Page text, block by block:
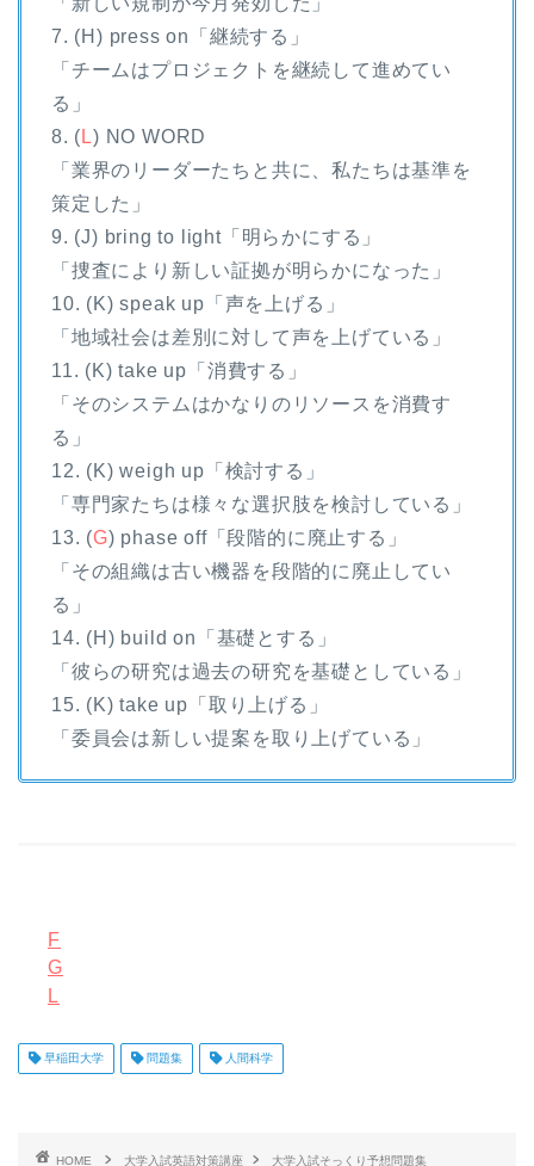
7. (H) press on「継続する」
「チームはプロジェクトを継続して進めてい
る」
8. ( L) NO WORD
「業界のリーダーたちと共に、私たちは基準を
策定した」
9. (J) bring to light「明らかにする」
「捜査により新しい証拠が明らかになった」
10. (K) speak up「声を上げる」
「地域社会は差別に対して声を上げている」
11. (K) take up「消費する」
「そのシステムはかなりのリソースを消費す
る」
12. (K) weigh up「検討する」
「専門家たちは様々な選択肢を検討している」
13. (G) phase off「段階的に廃止する」
「その組織は古い機器を段階的に廃止してい
る」
14. (H) build on「基礎とする」
「彼らの研究は過去の研究を基礎としている」
15. (K) take up「取り上げる」
「委員会は新しい提案を取り上げている」
F
G
L
早稲田大学 問題集 人間科学
HOME 大学入試英語対策講座 大学入試そっくり予想問題集